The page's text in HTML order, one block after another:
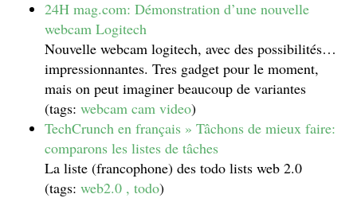
24H mag.com: Démonstration d’une nouvelle
webcam Logitech
Nouvelle webcam logitech, avec des possibilités…
impressionnantes. Tres gadget pour le moment,
mais on peut imaginer beaucoup de variantes
(tags: webcam cam video)
TechCrunch en français » Tâchons de mieux faire:
comparons les listes de tâches
La liste (francophone) des todo lists web 2.0
(tags: web2.0 , todo)